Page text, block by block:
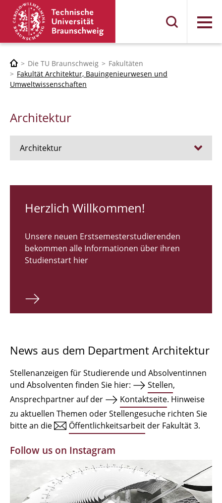
Menü
Die TU Braunschweig
Fakultäten
Fakultät Architektur, Bauingenieurwesen und
Umweltwissenschaften
Architektur
Architektur
RUNDGANG 26
Bachelor Architektur
Master Architektur
Qualifikationsprofil
Institute
Einrichtungen
Zeichensäle
MBW | Modellbauwerkstatt
Alumni | cloud club
Dokumente und Downloads
Herzlich Willkommen!
Unsere neuen Erstsemesterstudierenden
bekommen alle Informationen über ihren
Studienstart hier
News aus dem Department Architektur
Stellenanzeigen für Studierende und Absolventinnen
und Absolventen finden Sie hier:
Stellen,
Ansprechpartner auf der
Kontaktseite. Hinweise
zu aktuellen Themen oder Stellengesuche richten Sie
bitte an die
Öffentlichkeitsarbeit der Fakultät 3.
Follow us on Instagram